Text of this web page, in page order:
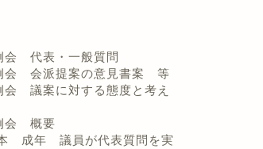
会 代表・一般質問
会 会派提案の意見書案 等
議案に対する態度と考え
会 概要
成年 議員が代表質問を実